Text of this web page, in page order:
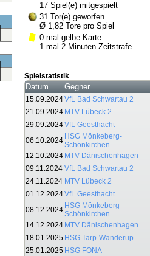
17 Spiel(e) mitgespielt
31 Tor(e) geworfen
Ø 1,82 Tore pro Spiel
0 mal gelbe Karte
1 mal 2 Minuten Zeitstrafe
Spielstatistik
Datum Gegner
15.09.2024VfL Bad Schwartau 2
21.09.2024 MTV Lübeck 2
29.09.2024VfL Geesthacht
06.10.2024 HSG Mönkeberg-
Schönkirchen
12.10.2024 MTV Dänischenhagen
09.11.2024 VfL Bad Schwartau 2
24.11.2024 MTV Lübeck 2
01.12.2024VfL Geesthacht
08.12.2024 HSG Mönkeberg-
Schönkirchen
14.12.2024 MTV Dänischenhagen
18.01.2025 HSG Tarp-Wanderup
25.01.2025 HSG FONA